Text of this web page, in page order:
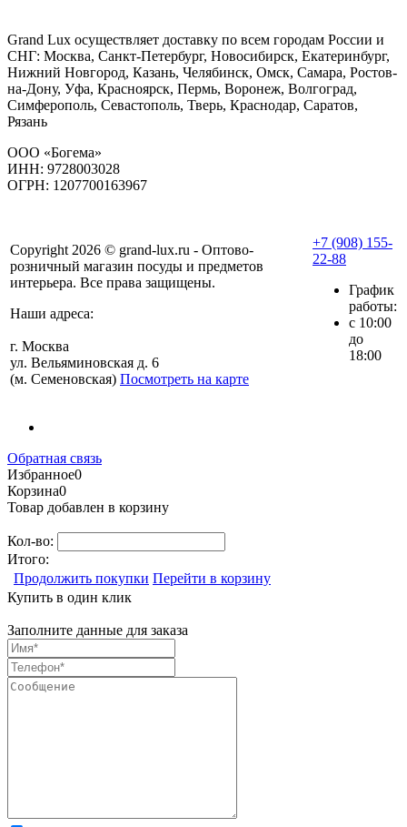
Grand Lux осуществляет доставку по всем городам России и
СНГ: Москва, Санкт-Петербург, Новосибирск, Екатеринбург,
Нижний Новгород, Казань, Челябинск, Омск, Самара, Ростов-
на-Дону, Уфа, Красноярск, Пермь, Воронеж, Волгоград,
Симферополь, Севастополь, Тверь, Краснодар, Саратов,
Рязань
ООО «Богема»
ИНН: 9728003028
ОГРН: 1207700163967
Copyright 2026 © grand-lux.ru - Оптово-
розничный магазин посуды и предметов
интерьера. Все права защищены.
Наши адреса:
г. Москва
ул. Вельяминовская д. 6
(м. Семеновская) Посмотреть на карте
+7 (908) 155-
22-88
График
работы:
с 10:00
до
18:00
Обратная связь
Избранное0
Корзина0
Товар добавлен в корзину
Кол-во:
Итого:
Продолжить покупки Перейти в корзину
Купить в один клик
Заполните данные для заказа